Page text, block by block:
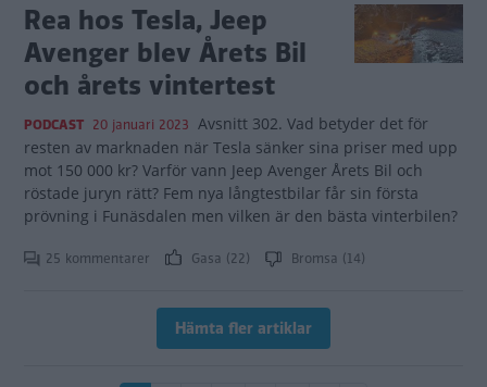
Rea hos Tesla, Jeep
Avenger blev Årets Bil
och årets vintertest
PODCAST 20 januari 2023 Avsnitt 302. Vad betyder det för
resten av marknaden när Tesla sänker sina priser med upp
mot 150 000 kr? Varför vann Jeep Avenger Årets Bil och
röstade juryn rätt? Fem nya långtestbilar får sin första
prövning i Funäsdalen men vilken är den bästa vinterbilen?
25 kommentarer Gasa (22) Bromsa (14)
Hämta fler artiklar